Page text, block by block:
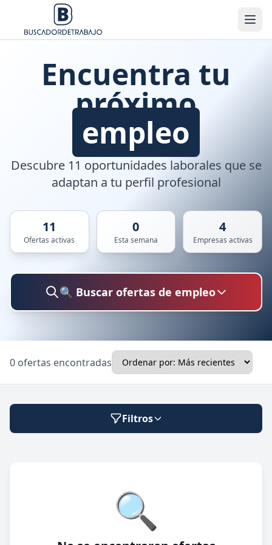
Encuentra tu
próximo
empleo
Descubre 11 oportunidades laborales que se
adaptan a tu perfil profesional
11
Ofertas activas
0
Esta semana
4
Empresas activas
🔍 Buscar ofertas de empleo
Ubicación
🔍 Buscar
0 ofertas encontradas
Filtros
Modalidad de trabajo🔍